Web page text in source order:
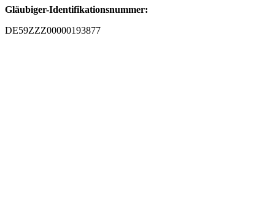
Gläubiger-Identifikationsnummer:
DE59ZZZ00000193877